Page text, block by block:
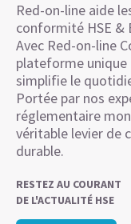
Red-on-line aide
conformité HSE &
Avec Red-on-line
plateforme
simplifie le
Portée par nos
réglementaire
véritable levier de
durable.
RESTEZ AU COURANT
DE L'ACTUALITÉ HSE